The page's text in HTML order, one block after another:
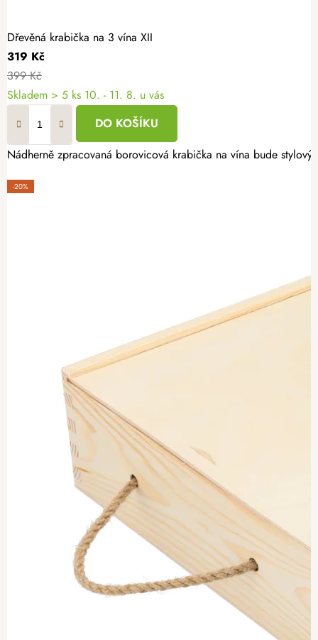
Dřevěná krabička na 3 vína XII
319 Kč
399 Kč
Skladem > 5 ks 10. - 11. 8. u vás
DO KOŠÍKU
Nádherně zpracovaná borovicová krabička na vína bude
-20%